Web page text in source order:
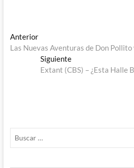
Navegación
de
entradas
AnteriorEntrada
anterior:
Las Nuevas Aventuras de Don
SiguienteEntrada
siguiente:
Extant (CBS) – ¿Esta Halle